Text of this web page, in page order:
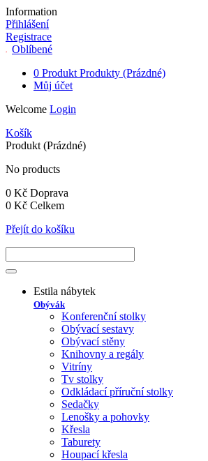
Information
Přihlášení
Registrace
Oblíbené
0 Produkt Produkty (Prázdné)
Můj účet
Welcome Login
Košík
Produkt (Prázdné)
No products
0 Kč Doprava
0 Kč Celkem
Přejít do košíku
Estila nábytek
Obývák
Konferenční stolky
Obývací sestavy
Obývací stěny
Knihovny a regály
Vitríny
Tv stolky
Odkládací příruční stolky
Sedačky
Lenošky a pohovky
Křesla
Taburety
Houpací křesla